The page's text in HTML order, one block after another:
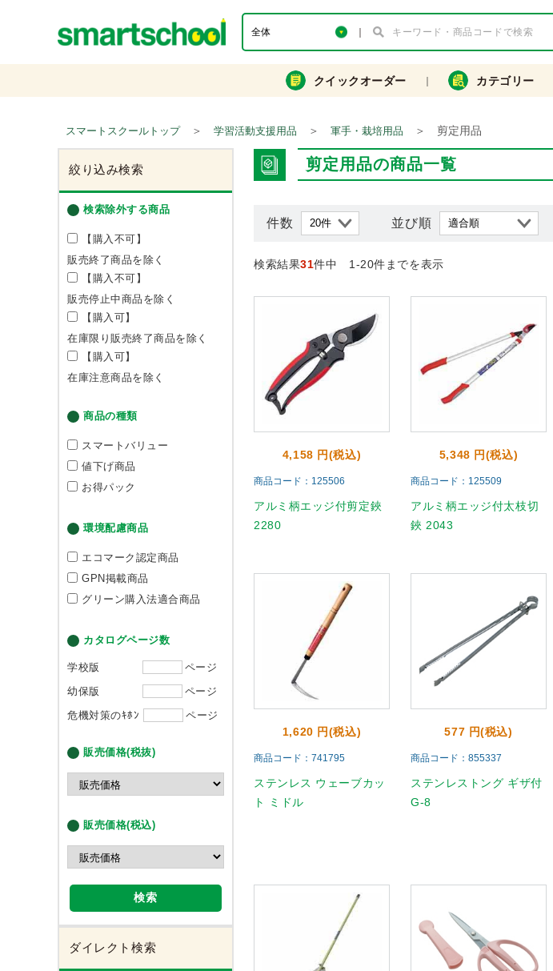
クイックオーダー カテゴリー
スマートスクールトップ ＞ 学習活動支援用品 ＞ 軍手・栽培用品 ＞ 剪定用品
絞り込み検索
検索除外する商品
【購入不可】
販売終了商品を除く
【購入不可】
販売停止中商品を除く
【購入可】
在庫限り販売終了商品を除く
【購入可】
在庫注意商品を除く
商品の種類
スマートバリュー
値下げ商品
お得パック
環境配慮商品
エコマーク認定商品
GPN掲載商品
グリーン購入法適合商品
カタログページ数
学校版
ページ
幼保版
ページ
危機対策のｷﾎﾝ
ページ
販売価格(税抜)
販売価格(税込)
検索
ダイレクト検索
剪定用品の商品一覧
件数 並び順
検索結果31件中 1-20件までを表示
4,158 円(税込)
商品コード：125506
アルミ柄エッジ付剪定鋏
2280
5,348 円(税込)
商品コード：125509
アルミ柄エッジ付太枝切
鋏 2043
1,620 円(税込)
商品コード：741795
ステンレス ウェーブカッ
ト ミドル
577 円(税込)
商品コード：855337
ステンレストング ギザ付
G-8